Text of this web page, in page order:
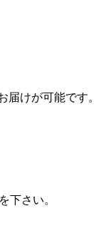
けが可能です。
下さい。